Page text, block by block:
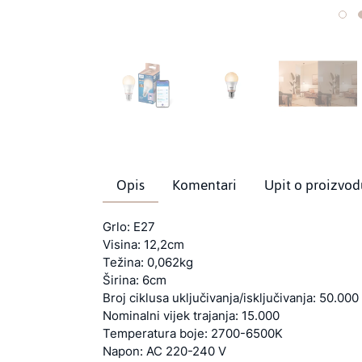
Opis Komentari Upit o
Grlo: E27
Visina: 12,2cm
Težina: 0,062kg
Širina: 6cm
Broj ciklusa uključivanja/isključivanja: 50.000
Nominalni vijek trajanja: 15.000
Temperatura boje: 2700-6500K
Napon: AC 220-240 V